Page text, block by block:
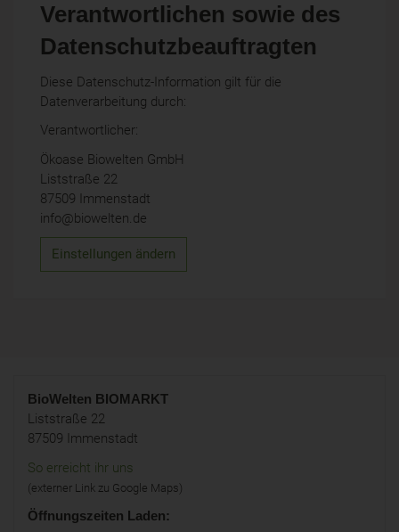
Verantwortlichen sowie des
Datenschutzbeauftragten
Diese Datenschutz-Information gilt für die
Datenverarbeitung durch:
Verantwortlicher:
Ökoase Biowelten GmbH
Liststraße 22
87509 Immenstadt
info@biowelten.de
Einstellungen ändern
BioWelten BIOMARKT
Liststraße 22
87509 Immenstadt
So erreicht ihr uns
(externer Link zu Google Maps)
Öffnungszeiten Laden: